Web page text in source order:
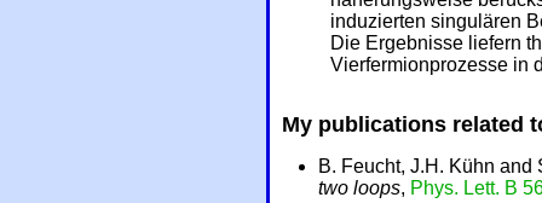
induzierten singulären
Die Ergebnisse liefern
Vierfermionprozesse in
My publications related
B. Feucht, J.H. Kühn and
two loops, Phys. Lett. B